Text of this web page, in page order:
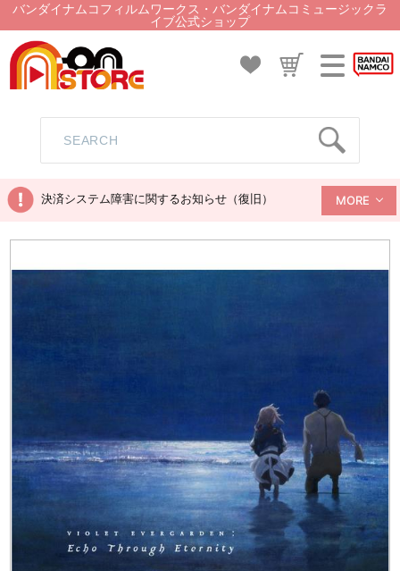
バンダイナムコフィルムワークス・バンダイナムコミュージックラ
イブ公式ショップ
決済システム障害に関するお知らせ（復旧） MORE